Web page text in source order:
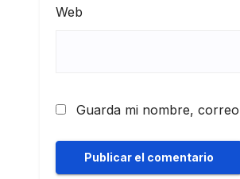
Web
Guarda mi nombre,